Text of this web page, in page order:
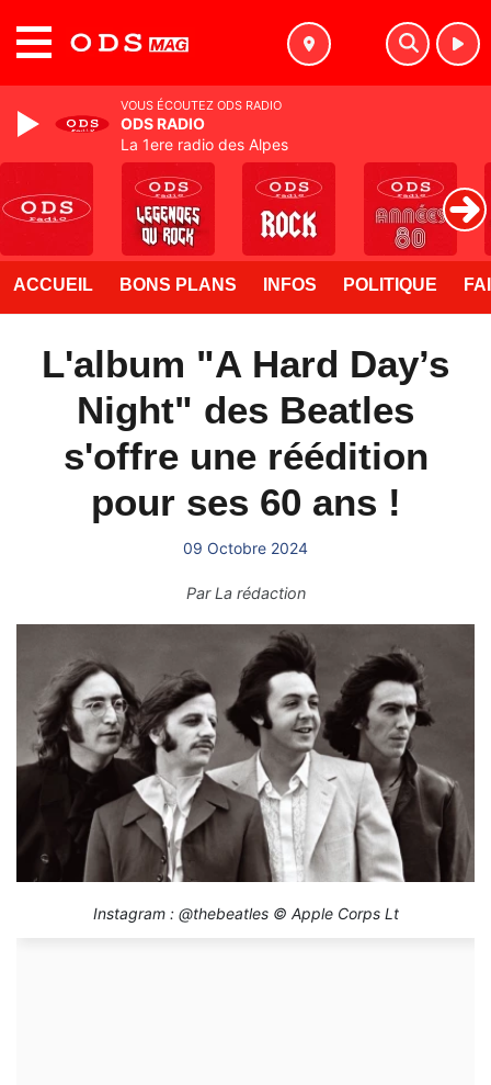
ACCUEIL BONS PLANS INFOS POLITIQUE
L'album "A Hard Day’s
Night" des Beatles
s'offre une réédition
pour ses 60 ans !
09 Octobre 2024
ParLa rédaction
Instagram : @thebeatles © Apple Corps Lt
VOUS ÉCOUTEZ ODS RADIO
ODS RADIO
La 1ere radio des Alpes